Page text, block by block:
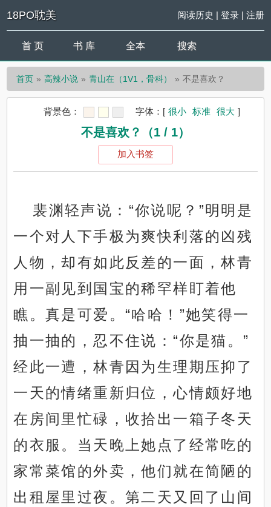
18PO耽美 阅读历史 | 登录| 注册
首 页 书 库 全本 搜索
首页 高辣小说 青山在（1V1，骨科） 不是喜欢？
背景色： 字体： [ 很小 标准 很大 ]
不是喜欢？（1 / 1）
加入书签
裴渊轻声说：“你说呢？”明明是
一个对人下手极为爽快利落的凶残
人物，却有如此反差的一面，林青
用一副见到国宝的稀罕样盯着他
瞧。真是可爱。“哈哈！”她笑得一
抽一抽的，忍不住说：“你是猫。”
经此一遭，林青因为生理期压抑了
一天的情绪重新归位，心情颇好地
在房间里忙碌，收拾出一箱子冬天
的衣服。当天晚上她点了经常吃的
家常菜馆的外卖，他们就在简陋的
出租屋里过夜。第二天又回了山间